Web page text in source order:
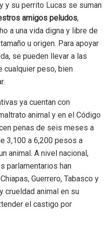
y su perrito Lucas se suman
amigos peludos,
a una vida digna y libre de
u origen. Para apoyar
se pueden llevar a las
cualquier peso, bien
ya cuentan con
animal y en el Código
penas de seis meses a
3,100 a 6,200 pesos a
animal. A nivel nacional,
parlamentarios han
Guerrero, Tabasco y
crueldad animal en su
el castigo por